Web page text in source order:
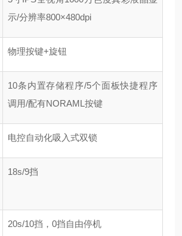
示/分辨率800×480dpi
物理按键+旋钮
10条内置存储程序/5个面板快捷程序
调用/配有NORAML按键
电控自动化吸入式双锁
18s/9挡
20s/10挡，0挡自由停机